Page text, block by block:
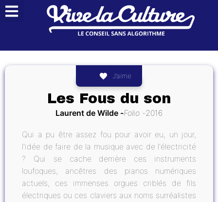
J’aime
Les Fous du son
Laurent de Wilde Folio 2016
Qui a pu être assez fou pour avoir eu, un jour,
l'idée de faire de la musique avec de l'électricité
? Qui se cache derrière ces instruments
loufoques, ancêtres des pianos numériques
actuels, ces immenses orgues criblés de fils
électriques ou ces claviers aux noms surréalistes